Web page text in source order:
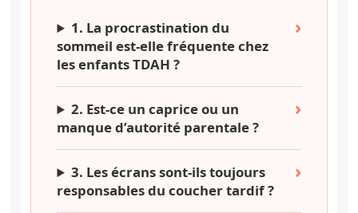
1. La procrastination du
sommeil est-elle fréquente chez
les enfants TDAH ?
2. Est-ce un caprice ou un
manque d’autorité parentale ?
3. Les écrans sont-ils toujours
responsables du coucher tardif ?